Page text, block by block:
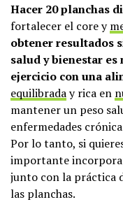
Hacer 20 planchas
fortalecer el core y
obtener resultados
salud y bienestar
ejercicio con una
equilibraday rica en
mantener un peso
enfermedades
Por lo tanto, si
importante
junto con la práctica
las planchas.